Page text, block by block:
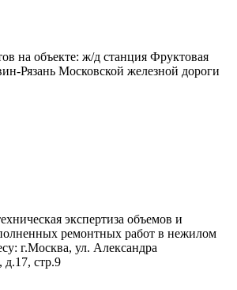
на объекте: ж/д станция Фруктовая
Рязань Московской железной дороги
экспертиза объемов и
ремонтных работ в нежилом
г.Москва, ул. Александра
стр.9